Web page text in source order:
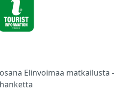
Elinvoimaa matkailusta -
hanketta